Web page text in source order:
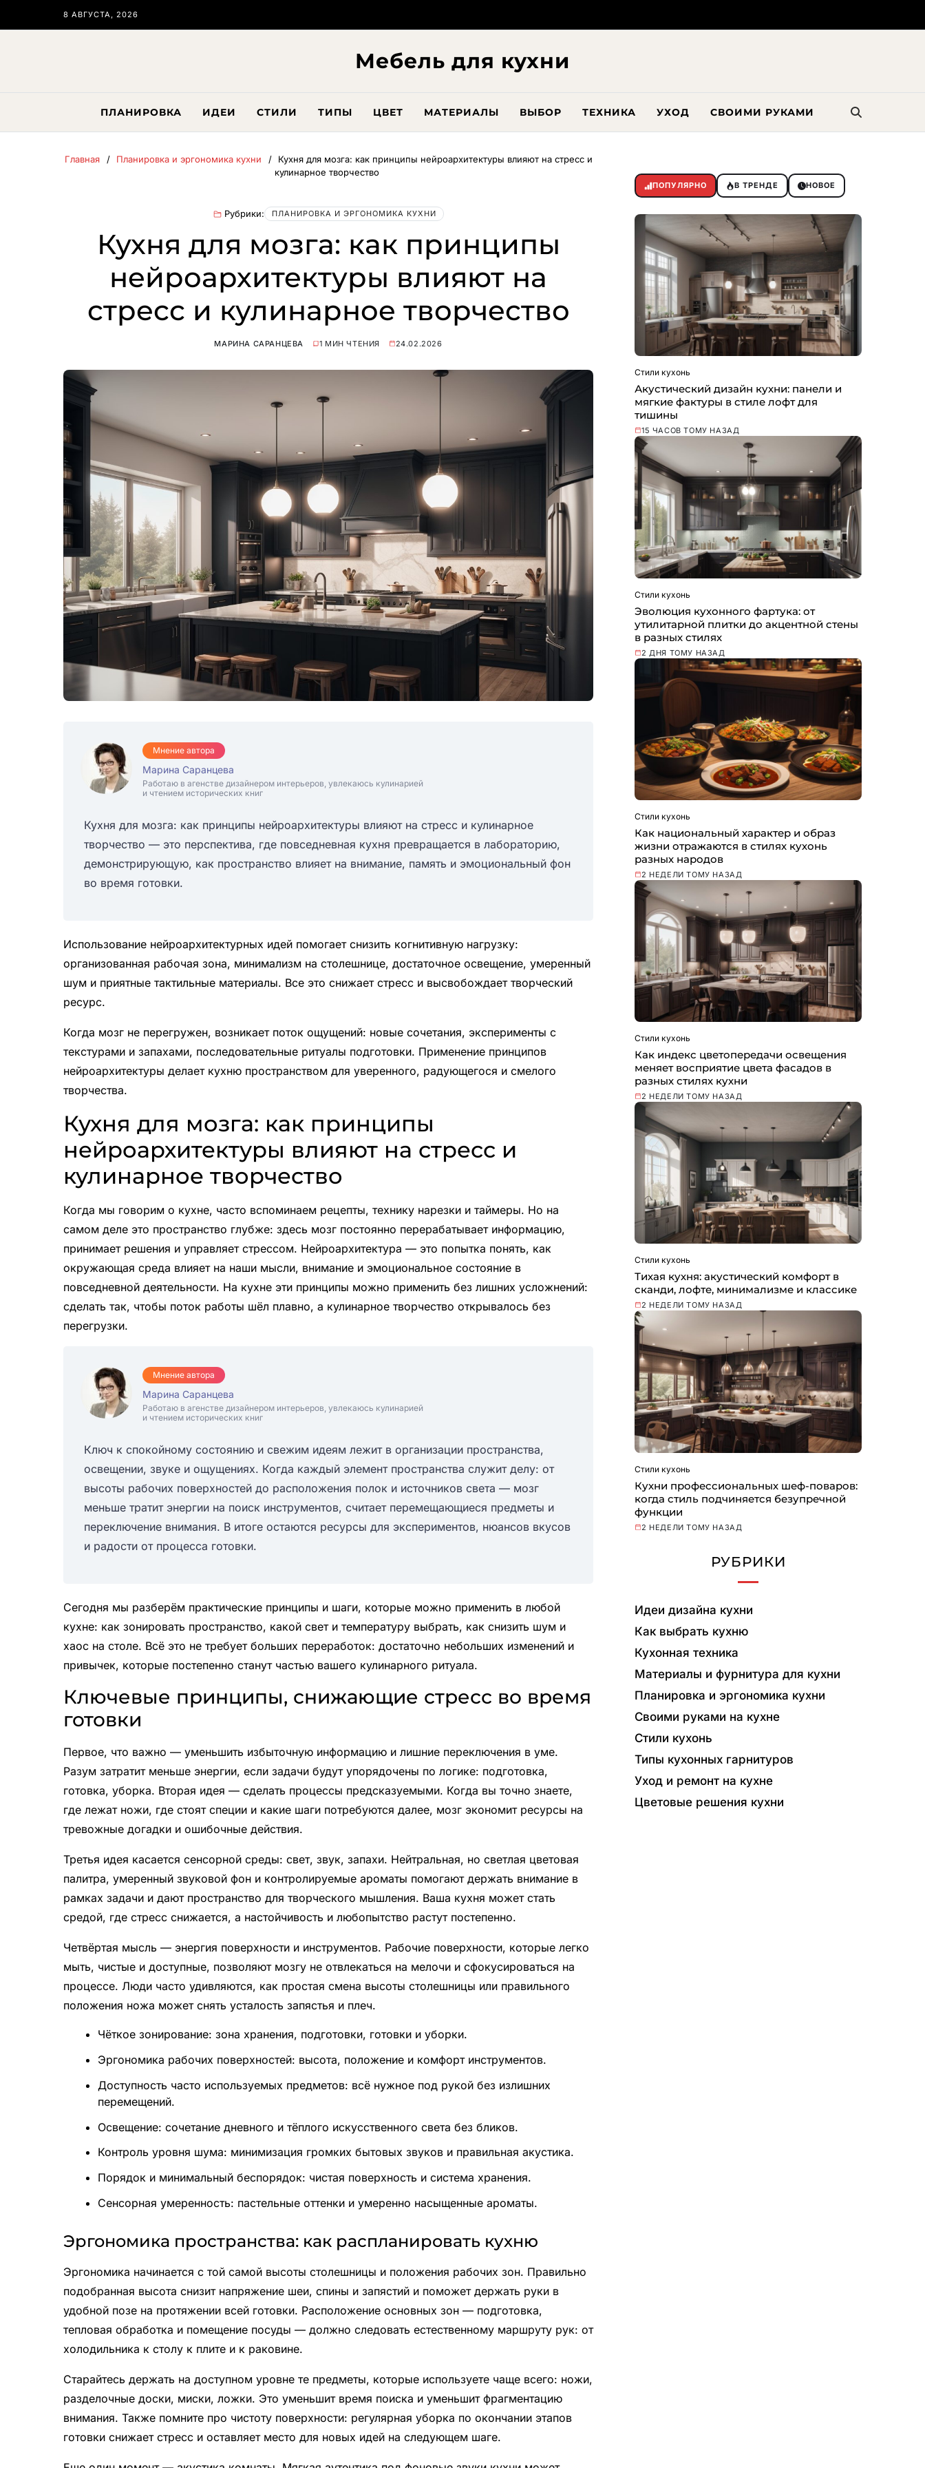
8 АВГУСТА, 2026
Мебель для кухни
ПЛАНИРОВКА ИДЕИ СТИЛИ ТИПЫ ЦВЕТ МАТЕРИАЛЫ ВЫБОР ТЕХНИКА УХОД СВОИМИ РУКАМИ
Главная Планировка и эргономика кухни
Кухня для мозга: как принципы нейроархитектуры влияют на стресс и
кулинарное творчество
Рубрики: ПЛАНИРОВКА И ЭРГОНОМИКА КУХНИ
Кухня для мозга: как принципы
нейроархитектуры влияют на
стресс и кулинарное творчество
МАРИНА САРАНЦЕВА 1 МИН ЧТЕНИЯ 24.02.2026
Мнение автора
Марина Саранцева
Работаю в агенстве дизайнером интерьеров, увлекаюсь кулинарией
и чтением исторических книг
Кухня для мозга: как принципы нейроархитектуры влияют на стресс и кулинарное
творчество — это перспектива, где повседневная кухня превращается в лабораторию,
демонстрирующую, как пространство влияет на внимание, память и эмоциональный фон
во время готовки.
Использование нейроархитектурных идей помогает снизить когнитивную нагрузку:
организованная рабочая зона, минимализм на столешнице, достаточное освещение, умеренный
шум и приятные тактильные материалы. Все это снижает стресс и высвобождает творческий
ресурс.
Когда мозг не перегружен, возникает поток ощущений: новые сочетания, эксперименты с
текстурами и запахами, последовательные ритуалы подготовки. Применение принципов
нейроархитектуры делает кухню пространством для уверенного, радующегося и смелого
творчества.
Кухня для мозга: как принципы
нейроархитектуры влияют на стресс и
кулинарное творчество
Когда мы говорим о кухне, часто вспоминаем рецепты, технику нарезки и таймеры. Но на
самом деле это пространство глубже: здесь мозг постоянно перерабатывает информацию,
принимает решения и управляет стрессом. Нейроархитектура — это попытка понять, как
окружающая среда влияет на наши мысли, внимание и эмоциональное состояние в
повседневной деятельности. На кухне эти принципы можно применить без лишних усложнений:
сделать так, чтобы поток работы шёл плавно, а кулинарное творчество открывалось без
перегрузки.
Мнение автора
Марина Саранцева
Работаю в агенстве дизайнером интерьеров, увлекаюсь кулинарией
и чтением исторических книг
Ключ к спокойному состоянию и свежим идеям лежит в организации пространства,
освещении, звуке и ощущениях. Когда каждый элемент пространства служит делу: от
высоты рабочих поверхностей до расположения полок и источников света — мозг
меньше тратит энергии на поиск инструментов, считает перемещающиеся предметы и
переключение внимания. В итоге остаются ресурсы для экспериментов, нюансов вкусов
и радости от процесса готовки.
Сегодня мы разберём практические принципы и шаги, которые можно применить в любой
кухне: как зонировать пространство, какой свет и температуру выбрать, как снизить шум и
хаос на столе. Всё это не требует больших переработок: достаточно небольших изменений и
привычек, которые постепенно станут частью вашего кулинарного ритуала.
Ключевые принципы, снижающие стресс во время
готовки
Первое, что важно — уменьшить избыточную информацию и лишние переключения в уме.
Разум затратит меньше энергии, если задачи будут упорядочены по логике: подготовка,
готовка, уборка. Вторая идея — сделать процессы предсказуемыми. Когда вы точно знаете,
где лежат ножи, где стоят специи и какие шаги потребуются далее, мозг экономит ресурсы на
тревожные догадки и ошибочные действия.
Третья идея касается сенсорной среды: свет, звук, запахи. Нейтральная, но светлая цветовая
палитра, умеренный звуковой фон и контролируемые ароматы помогают держать внимание в
рамках задачи и дают пространство для творческого мышления. Ваша кухня может стать
средой, где стресс снижается, а настойчивость и любопытство растут постепенно.
Четвёртая мысль — энергия поверхности и инструментов. Рабочие поверхности, которые легко
мыть, чистые и доступные, позволяют мозгу не отвлекаться на мелочи и сфокусироваться на
процессе. Люди часто удивляются, как простая смена высоты столешницы или правильного
положения ножа может снять усталость запястья и плеч.
Чёткое зонирование: зона хранения, подготовки, готовки и уборки.
Эргономика рабочих поверхностей: высота, положение и комфорт инструментов.
Доступность часто используемых предметов: всё нужное под рукой без излишних
перемещений.
Освещение: сочетание дневного и тёплого искусственного света без бликов.
Контроль уровня шума: минимизация громких бытовых звуков и правильная акустика.
Порядок и минимальный беспорядок: чистая поверхность и система хранения.
Сенсорная умеренность: пастельные оттенки и умеренно насыщенные ароматы.
Эргономика пространства: как распланировать кухню
Эргономика начинается с той самой высоты столешницы и положения рабочих зон. Правильно
подобранная высота снизит напряжение шеи, спины и запястий и поможет держать руки в
удобной позе на протяжении всей готовки. Расположение основных зон — подготовка,
тепловая обработка и помещение посуды — должно следовать естественному маршруту рук: от
холодильника к столу к плите и к раковине.
Старайтесь держать на доступном уровне те предметы, которые используете чаще всего: ножи,
разделочные доски, миски, ложки. Это уменьшит время поиска и уменьшит фрагментацию
внимания. Также помните про чистоту поверхности: регулярная уборка по окончании этапов
готовки снижает стресс и оставляет место для новых идей на следующем шаге.
ПОПУЛЯРНО В ТРЕНДЕ НОВОЕ
Стили кухонь
Акустический дизайн кухни: панели и
мягкие фактуры в стиле лофт для
тишины
15 ЧАСОВ ТОМУ НАЗАД
Стили кухонь
Эволюция кухонного фартука: от
утилитарной плитки до акцентной стены
в разных стилях
2 ДНЯ ТОМУ НАЗАД
Стили кухонь
Как национальный характер и образ
жизни отражаются в стилях кухонь
разных народов
2 НЕДЕЛИ ТОМУ НАЗАД
Стили кухонь
Как индекс цветопередачи освещения
меняет восприятие цвета фасадов в
разных стилях кухни
2 НЕДЕЛИ ТОМУ НАЗАД
Стили кухонь
Тихая кухня: акустический комфорт в
сканди, лофте, минимализме и классике
2 НЕДЕЛИ ТОМУ НАЗАД
Стили кухонь
Кухни профессиональных шеф-поваров:
когда стиль подчиняется безупречной
функции
2 НЕДЕЛИ ТОМУ НАЗАД
РУБРИКИ
Идеи дизайна кухни
Как выбрать кухню
Кухонная техника
Материалы и фурнитура для кухни
Планировка и эргономика кухни
Своими руками на кухне
Стили кухонь
Типы кухонных гарнитуров
Уход и ремонт на кухне
Цветовые решения кухни